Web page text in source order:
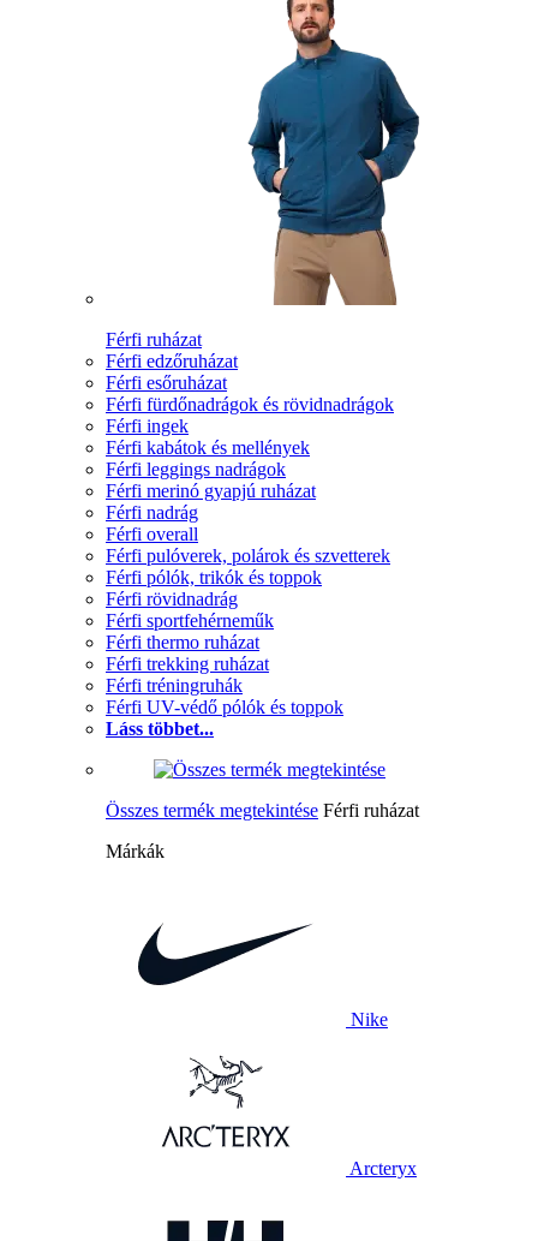
Férfi ruházat
Férfi edzőruházat
Férfi esőruházat
Férfi fürdőnadrágok és rövidnadrágok
Férfi ingek
Férfi kabátok és mellények
Férfi leggings nadrágok
Férfi merinó gyapjú ruházat
Férfi nadrág
Férfi overall
Férfi pulóverek, polárok és szvetterek
Férfi pólók, trikók és toppok
Férfi rövidnadrág
Férfi sportfehérneműk
Férfi thermo ruházat
Férfi trekking ruházat
Férfi tréningruhák
Férfi UV-védő pólók és toppok
Láss többet...
Összes termék megtekintése Férfi ruházat
Márkák
Nike
Arcteryx